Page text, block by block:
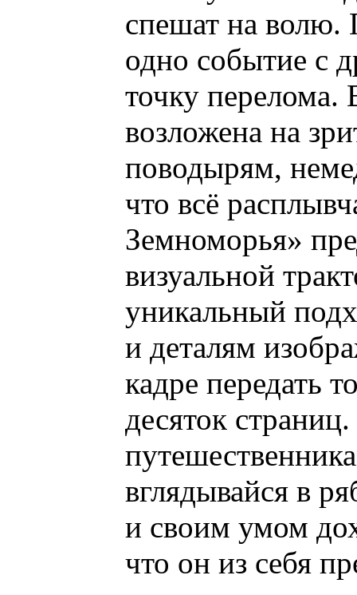
спешат на волю.
одно событие с
точку
возложена на
поводырям,
что всё
Земноморья»
визуальной
уникальный
и деталям
кадре передать
десяток
вглядывайся в
и своим умом
что он из себя